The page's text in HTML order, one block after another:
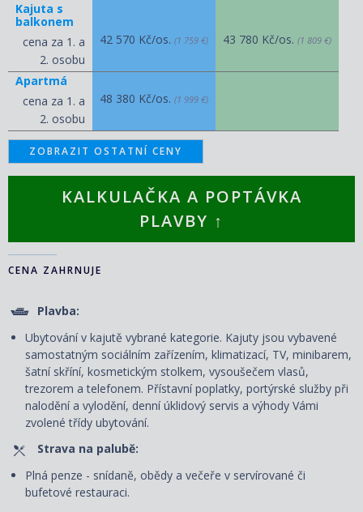
Kajuta s
balkonem
cena za 1. a
2. osobu
42 570 Kč/os. (1 759 €) 43 780 Kč/os. (1 809 €)
Apartmá
cena za 1. a
2. osobu
48 380 Kč/os. (1 999 €)
ZOBRAZIT OSTATNÍ CENY
KALKULAČKA A POPTÁVKA
PLAVBY ↑
CENA ZAHRNUJE
Plavba:
Ubytování v kajutě vybrané kategorie. Kajuty jsou vybavené
samostatným sociálním zařízením, klimatizací, TV, minibarem,
šatní skříní, kosmetickým stolkem, vysoušečem vlasů,
trezorem a telefonem. Přístavní poplatky, portýrské služby při
nalodění a vylodění, denní úklidový servis a výhody Vámi
zvolené třídy ubytování.
Strava na palubě:
Plná penze - snídaně, obědy a večeře v servírované či
bufetové restauraci.